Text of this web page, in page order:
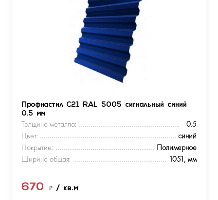
Профнастил С21 RAL 5005 сигнальный синий
0.5 мм
Толщина металла:
0.5
Цвет:
синий
Покрытие:
Полимерное
Ширина общая:
1051, мм
670 ₽ / кв.м